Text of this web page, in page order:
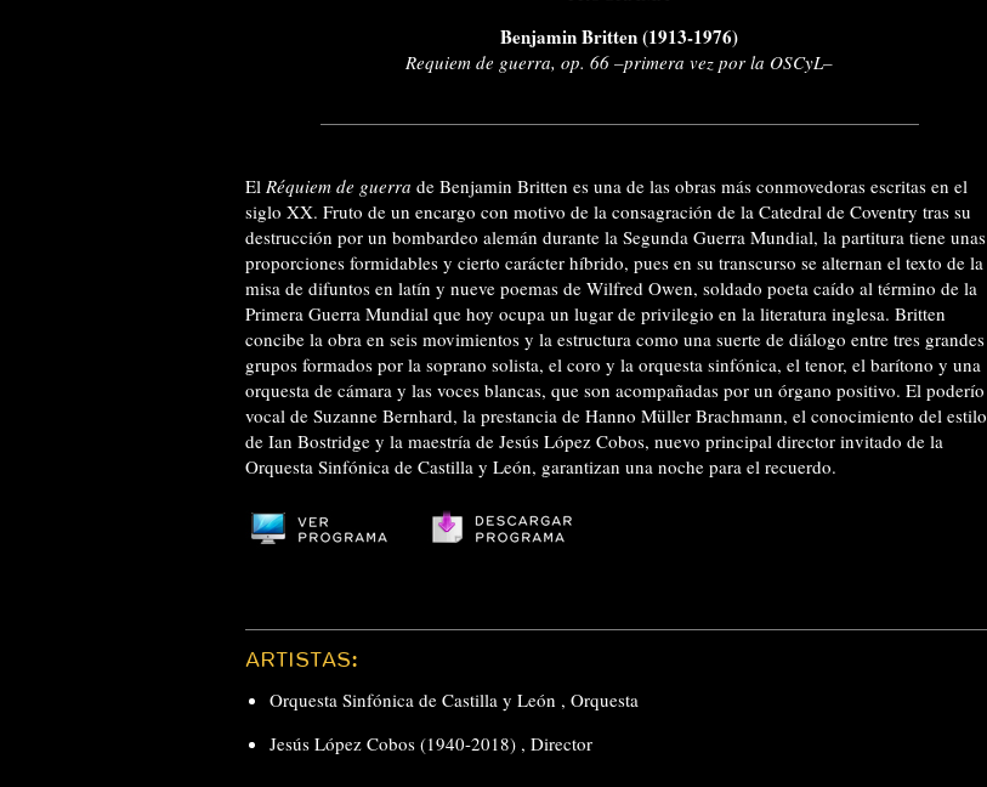
Benjamin Britten (1913-1976)
Requiem de guerra, op. 66 –primera vez por la OSCyL–
El Réquiem de guerra de Benjamin Britten es una de las obras más conmovedoras escritas en el
siglo XX. Fruto de un encargo con motivo de la consagración de la Catedral de Coventry tras su
destrucción por un bombardeo alemán durante la Segunda Guerra Mundial, la partitura tiene unas
proporciones formidables y cierto carácter híbrido, pues en su transcurso se alternan el texto de la
misa de difuntos en latín y nueve poemas de Wilfred Owen, soldado poeta caído al término de la
Primera Guerra Mundial que hoy ocupa un lugar de privilegio en la literatura inglesa. Britten
concibe la obra en seis movimientos y la estructura como una suerte de diálogo entre tres grandes
grupos formados por la soprano solista, el coro y la orquesta sinfónica, el tenor, el barítono y una
orquesta de cámara y las voces blancas, que son acompañadas por un órgano positivo. El poderío
vocal de Suzanne Bernhard, la prestancia de Hanno Müller Brachmann, el conocimiento del estilo
de Ian Bostridge y la maestría de Jesús López Cobos, nuevo principal director invitado de la
Orquesta Sinfónica de Castilla y León, garantizan una noche para el recuerdo.
ARTISTAS:
Orquesta Sinfónica de Castilla y León , Orquesta
Jesús López Cobos (1940-2018) , Director